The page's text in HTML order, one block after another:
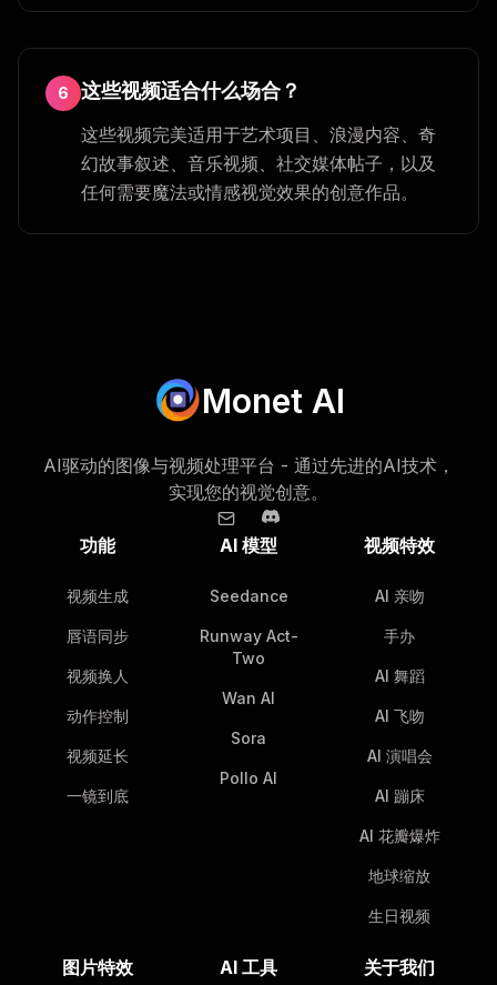
6 这些视频适合什么场合？
这些视频完美适用于艺术项目、浪漫内容、奇
幻故事叙述、音乐视频、社交媒体帖子，以及
任何需要魔法或情感视觉效果的创意作品。
Monet AI
AI驱动的图像与视频处理平台 - 通过先进的AI技术，
实现您的视觉创意。
功能
视频生成
唇语同步
视频换人
动作控制
视频延长
一镜到底
AI 模型
Seedance
Runway Act-
Two
Wan AI
Sora
Pollo AI
视频特效
AI 亲吻
手办
AI 舞蹈
AI 飞吻
AI 演唱会
AI 蹦床
AI 花瓣爆炸
地球缩放
生日视频
图片特效 AI 工具 关于我们